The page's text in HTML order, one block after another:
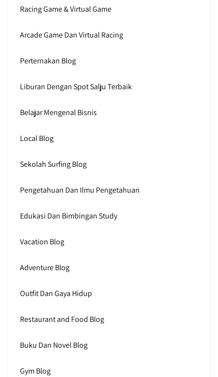
Racing Game & Virtual Game
Arcade Game Dan Virtual Racing
Perternakan Blog
Liburan Dengan Spot Salju Terbaik
Belajar Mengenal Bisnis
Local Blog
Sekolah Surfing Blog
Pengetahuan Dan Ilmu Pengetahuan
Edukasi Dan Bimbingan Study
Vacation Blog
Adventure Blog
Outfit Dan Gaya Hidup
Restaurant and Food Blog
Buku Dan Novel Blog
Gym Blog